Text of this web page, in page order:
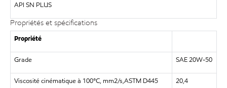
API SN PLUS
Propriétés et spécifications
Propriété
Grade SAE 20W-50
Viscosité cinématique à 100°C, mm2/s,ASTM D445 20,4